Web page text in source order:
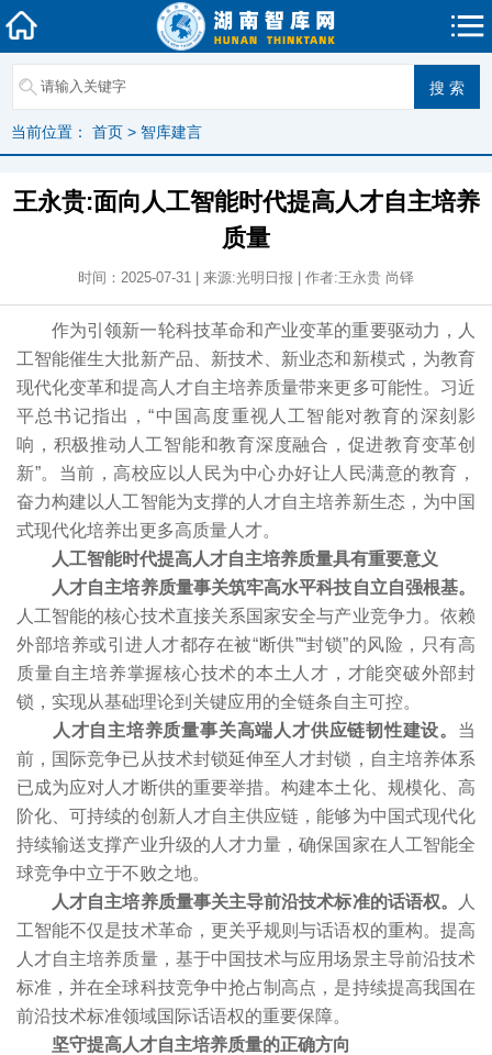
当前位置： 首页 > 智库建言
王永贵:面向人工智能时代提高人才自主培养
质量
时间：2025-07-31 | 来源:光明日报 | 作者:王永贵 尚铎
作为引领新一轮科技革命和产业变革的重要驱动力，人
工智能催生大批新产品、新技术、新业态和新模式，为教育
现代化变革和提高人才自主培养质量带来更多可能性。习近
平总书记指出，“中国高度重视人工智能对教育的深刻影
响，积极推动人工智能和教育深度融合，促进教育变革创
新”。当前，高校应以人民为中心办好让人民满意的教育，
奋力构建以人工智能为支撑的人才自主培养新生态，为中国
式现代化培养出更多高质量人才。
人工智能时代提高人才自主培养质量具有重要意义
人才自主培养质量事关筑牢高水平科技自立自强根基。
人工智能的核心技术直接关系国家安全与产业竞争力。依赖
外部培养或引进人才都存在被“断供”“封锁”的风险，只有高
质量自主培养掌握核心技术的本土人才，才能突破外部封
锁，实现从基础理论到关键应用的全链条自主可控。
人才自主培养质量事关高端人才供应链韧性建设。 当
前，国际竞争已从技术封锁延伸至人才封锁，自主培养体系
已成为应对人才断供的重要举措。构建本土化、规模化、高
阶化、可持续的创新人才自主供应链，能够为中国式现代化
持续输送支撑产业升级的人才力量，确保国家在人工智能全
球竞争中立于不败之地。
人才自主培养质量事关主导前沿技术标准的话语权。
人
工智能不仅是技术革命，更关乎规则与话语权的重构。提高
人才自主培养质量，基于中国技术与应用场景主导前沿技术
标准，并在全球科技竞争中抢占制高点，是持续提高我国在
前沿技术标准领域国际话语权的重要保障。
坚守提高人才自主培养质量的正确方向